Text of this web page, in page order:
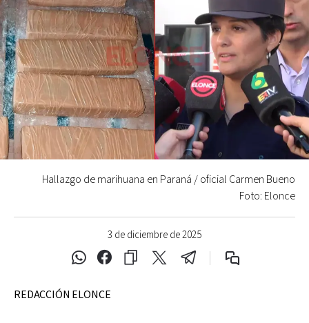
3 de diciembre de 2025
Hallazgo de marihuana en Paraná / oficial Carmen Bueno
Foto: Elonce
REDACCIÓN ELONCE